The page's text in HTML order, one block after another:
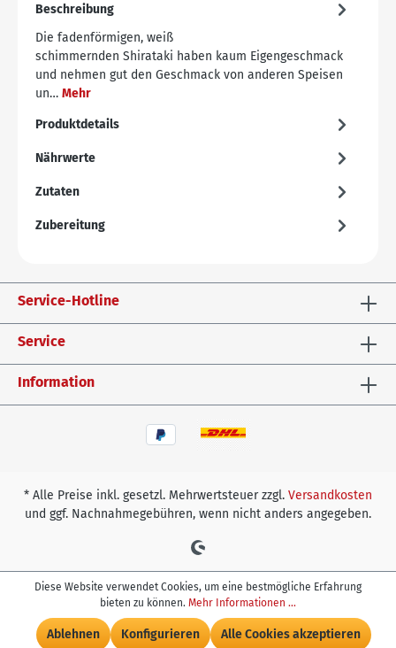
In den Warenkorb
Beschreibung
Die fadenförmigen, weiß
schimmernden Shirataki haben kaum Eigengeschmack
und nehmen gut den Geschmack von anderen Speisen
un… Mehr
Produktdetails
Nährwerte
Zutaten
Zubereitung
Service-Hotline
Service
Information
* Alle Preise inkl. gesetzl. Mehrwertsteuer zzgl. Versandkosten
und ggf. Nachnahmegebühren, wenn nicht anders angegeben.
Diese Website verwendet Cookies, um eine bestmögliche Erfahrung
bieten zu können. Mehr Informationen ...
Ablehnen Konfigurieren Alle Cookies akzeptieren